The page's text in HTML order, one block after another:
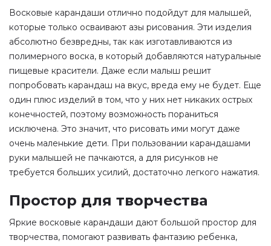
Восковые карандаши отлично подойдут для малышей,
которые только осваивают азы рисования. Эти изделия
абсолютно безвредны, так как изготавливаются из
полимерного воска, в который добавляются натуральные
пищевые красители. Даже если малыш решит
попробовать карандаш на вкус, вреда ему не будет. Еще
один плюс изделий в том, что у них нет никаких острых
конечностей, поэтому возможность пораниться
исключена. Это значит, что рисовать ими могут даже
очень маленькие дети. При пользовании карандашами
руки малышей не пачкаются, а для рисунков не
требуется больших усилий, достаточно легкого нажатия.
Простор для творчества
Яркие восковые карандаши дают большой простор для
творчества, помогают развивать фантазию ребенка,